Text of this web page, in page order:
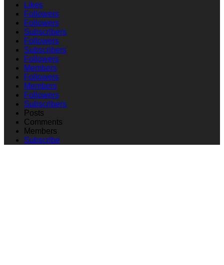
Likes
Followers
Followers
Subscribers
Followers
Subscribers
Followers
Members
Followers
Members
Followers
Subscribers
Posts
Comments
Members
Subscribe